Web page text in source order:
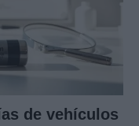
de vehículos